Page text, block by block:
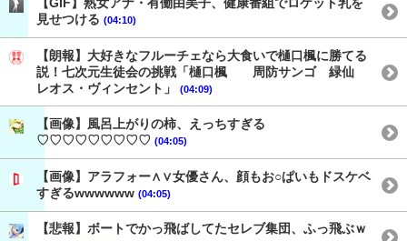
見せつける (04:10)
【朗報】大好きなフルーチェなら大食いで樋口楓に勝てる
説！七次元生徒会の挑戦「樋口楓 周防サンゴ 緑仙
レオス・ヴィンセント」
(04:09)
【画像】風呂上がりの柿、えっちすぎる
♡♡♡♡♡♡♡♡♡ (04:05)
【画像】アラフォー∧∨女優さん、顔もお○ぱいもドスケベ
すぎるwwwwww (04:05)
【悲報】ボートでかっ飛ばしてたセレブ集団、ふっ飛ぶｗ